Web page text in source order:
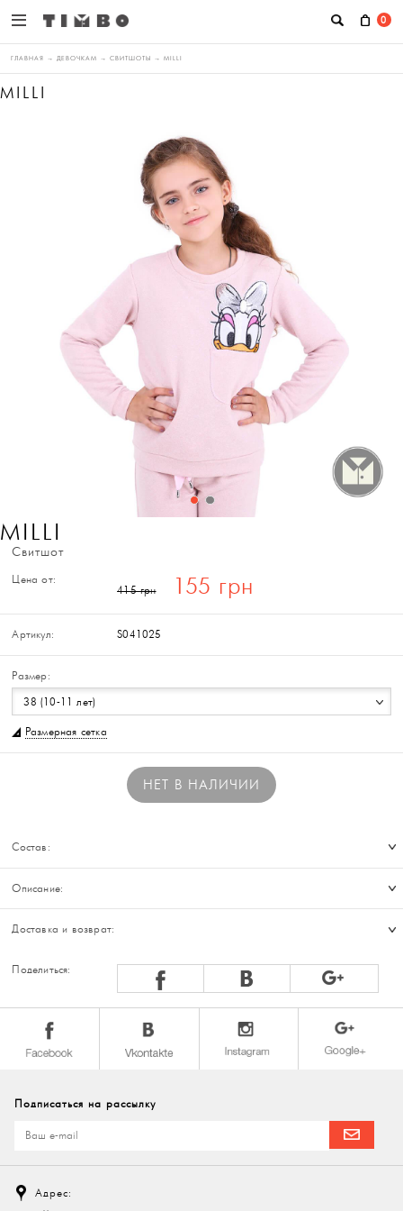
0
ГЛАВНАЯ → ДЕВОЧКАМ → СВИТШОТЫ → MILLI
MILLI
MILLI
Свитшот
Цена от:
415 грн
155 грн
Артикул: S041025
Размер:
38 (10-11 лет)
Размерная сетка
НЕТ В НАЛИЧИИ
Состав:
Описание:
Доставка и возврат:
Поделиться:
Подписаться на рассылку
Адрес: